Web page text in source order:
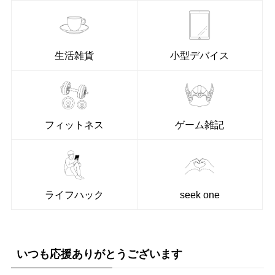
生活雑貨 小型デバイス
フィットネス ゲーム雑記
ライフハック seek one
いつも応援ありがとうございます